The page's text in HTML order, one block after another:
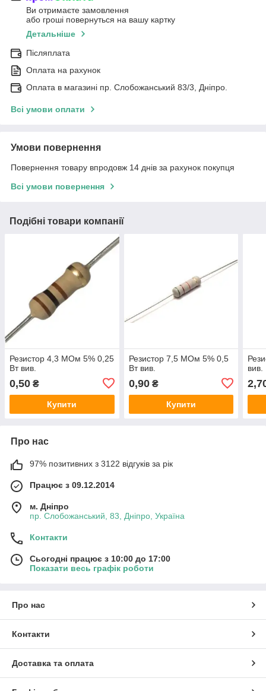
Ви отримаєте замовлення
або гроші повернуться на вашу картку
Детальніше
Післяплата
Оплата на рахунок
Оплата в магазині пр. Слобожанський 83/3, Дніпро.
Всі умови оплати
Умови повернення
Повернення товару впродовж 14 днів за рахунок покупця
Всі умови повернення
Подібні товари компанії
Резистор 4,3 МОм 5% 0,25
Вт вив.
0,50 ₴
Купити
Резистор 7,5 МОм 5% 0,5
Вт вив.
0,90₴
Купити
вив.
Про нас
97% позитивних з 3122 відгуків за рік
Працює з 09.12.2014
м. Дніпро
пр. Слобожанський, 83, Дніпро, Україна
Контакти
Сьогодні працює з 10:00 до 17:00
Показати весь графік роботи
Про нас
Контакти
Доставка та оплата